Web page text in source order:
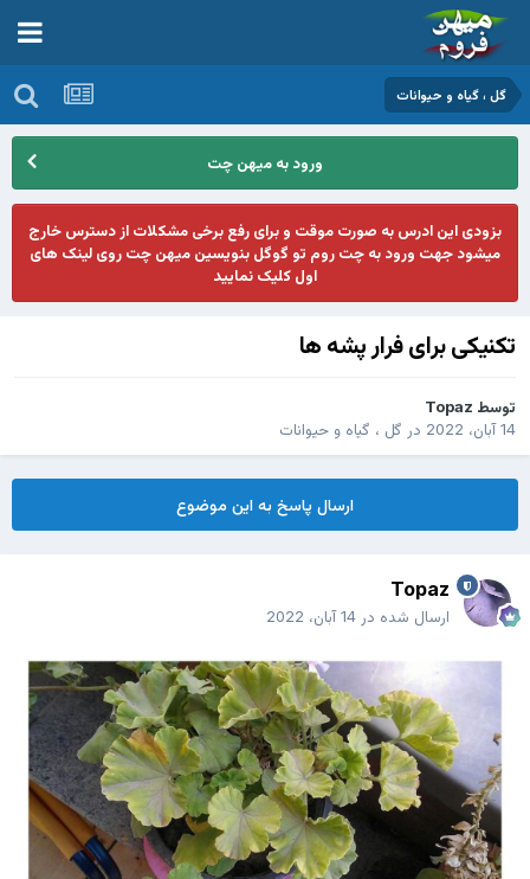
گل ، گیاه و حیوانات
ورود به میهن چت
بزودی این ادرس به صورت موقت و برای رفع برخی مشکلات از دسترس خارج
میشود جهت ورود به چت روم تو گوگل بنویسین میهن چت روی لینک های
اول کلیک نمایید
تکنیکی برای فرار پشه ها
توسط Topaz
14 آبان، 2022
در گل ، گیاه و حیوانات
ارسال پاسخ به این موضوع
Topaz
ارسال شده در 14 آبان، 2022